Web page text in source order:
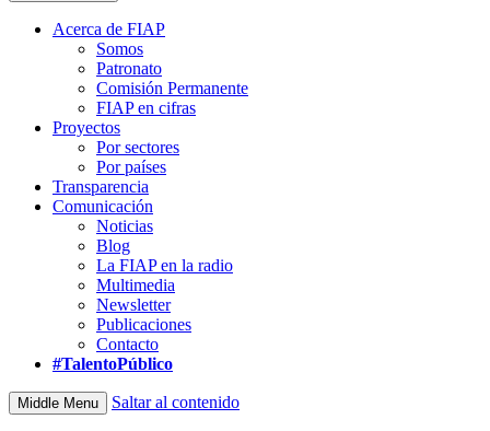
Acerca de FIAP
Somos
Patronato
Comisión Permanente
FIAP en cifras
Proyectos
Por sectores
Por países
Transparencia
Comunicación
Noticias
Blog
La FIAP en la radio
Multimedia
Newsletter
Publicaciones
Contacto
#TalentoPúblico
Middle Menu Saltar al contenido